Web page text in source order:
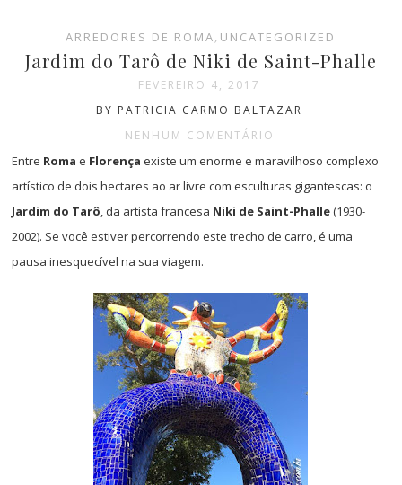
ARREDORES DE ROMA, UNCATEGORIZED
Jardim do Tarô de Niki de Saint-Phalle
FEVEREIRO 4, 2017
BY PATRICIA CARMO BALTAZAR
NENHUM COMENTÁRIO
Entre Roma e Florença existe um enorme e maravilhoso complexo
artístico de dois hectares ao ar livre com esculturas gigantescas: o
Jardim do Tarô, da artista francesa Niki de Saint-Phalle(1930-
2002). Se você estiver percorrendo este trecho de carro, é uma
pausa inesquecível na sua viagem.